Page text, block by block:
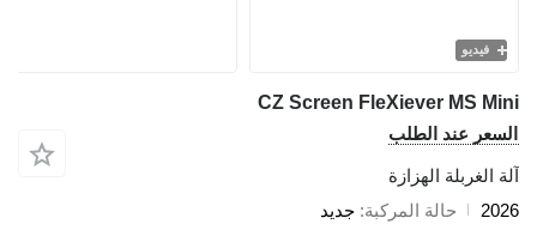
فيديو
CZ Screen FleXiever MS
عند الطلب
الغربلة الهزازة
حالة المركبة جديد